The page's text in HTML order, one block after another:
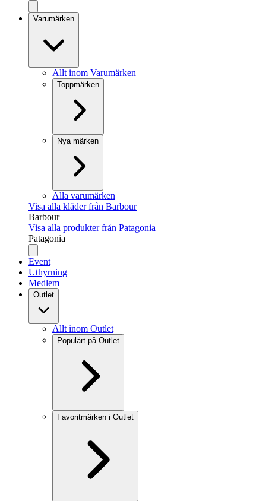
Varumärken
Allt inom Varumärken
Toppmärken
Nya märken
Alla varumärken
Visa alla kläder från Barbour
Barbour
Visa alla produkter från Patagonia
Patagonia
Event
Uthyrning
Medlem
Outlet
Allt inom Outlet
Populärt på Outlet
Favoritmärken i Outlet